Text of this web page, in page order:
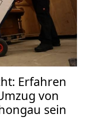
Erfahren
von
sein